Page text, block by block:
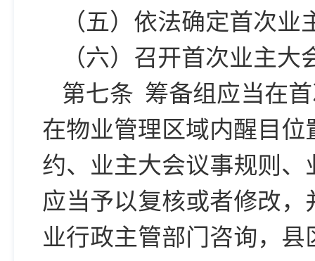
（五）依法确定首次
（六）召开首次业主
第七条 筹备组应当在
在物业管理区域内醒目
约、业主大会议事规则
应当予以复核或者修改
业行政主管部门咨询，